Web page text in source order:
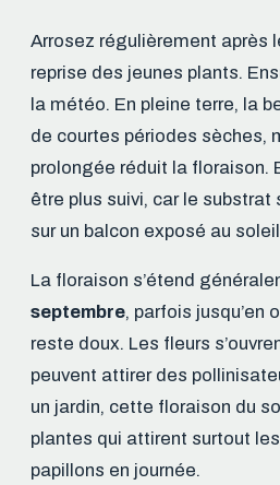
Arrosez régulièrement après
reprise des jeunes plants.
la météo. En pleine terre, la
de courtes périodes sèches,
prolongée réduit la floraison.
être plus suivi, car le substrat
sur un balcon exposé au
La floraison s’étend
septembre, parfois jusqu’en
reste doux. Les fleurs
peuvent attirer des
un jardin, cette floraison du
plantes qui attirent surtout
papillons en journée.